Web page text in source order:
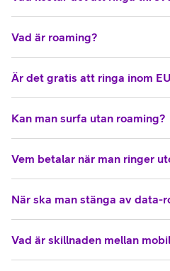
Vad är roaming?
Är det gratis att ringa inom
Kan man surfa utan roaming?
Vem betalar när man ringer
När ska man stänga av data-
Vad är skillnaden mellan